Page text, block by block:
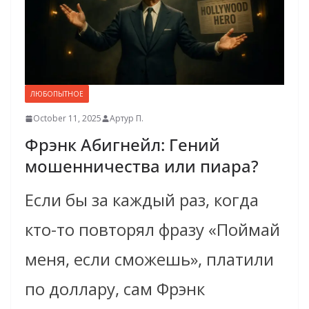
ЛЮБОПЫТНОЕ
October 11, 2025 Артур П.
Фрэнк Абигнейл: Гений
мошенничества или пиара?
Если бы за каждый раз, когда
кто-то повторял фразу «Поймай
меня, если сможешь», платили
по доллару, сам Фрэнк